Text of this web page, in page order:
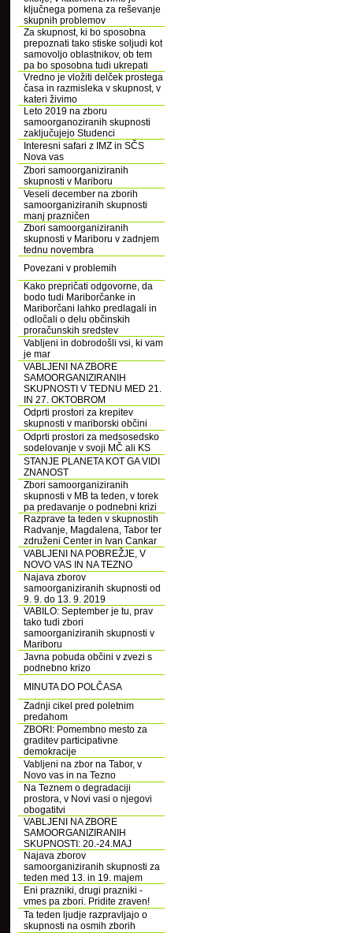
ključnega pomena za reševanje
skupnih problemov
Za skupnost, ki bo sposobna
prepoznati tako stiske soljudi kot
samovoljo oblastnikov, ob tem
pa bo sposobna tudi ukrepati
Vredno je vložiti delček prostega
časa in razmisleka v skupnost, v
kateri živimo
Leto 2019 na zboru
samoorganoziranih skupnosti
zaključujejo Studenci
Interesni safari z IMZ in SČS
Nova vas
Zbori samoorganiziranih
skupnosti v Mariboru
Veseli december na zborih
samoorganiziranih skupnosti
manj prazničen
Zbori samoorganiziranih
skupnosti v Mariboru v zadnjem
tednu novembra
Povezani v problemih
Kako prepričati odgovorne, da
bodo tudi Mariborčanke in
Mariborčani lahko predlagali in
odločali o delu občinskih
proračunskih sredstev
Vabljeni in dobrodošli vsi, ki vam
je mar
VABLJENI NA ZBORE
SAMOORGANIZIRANIH
SKUPNOSTI V TEDNU MED 21.
IN 27. OKTOBROM
Odprti prostori za krepitev
skupnosti v mariborski občini
Odprti prostori za medsosedsko
sodelovanje v svoji MČ ali KS
STANJE PLANETA KOT GA VIDI
ZNANOST
Zbori samoorganiziranih
skupnosti v MB ta teden, v torek
pa predavanje o podnebni krizi
Razprave ta teden v skupnostih
Radvanje, Magdalena, Tabor ter
združeni Center in Ivan Cankar
VABLJENI NA POBREŽJE, V
NOVO VAS IN NA TEZNO
Najava zborov
samoorganiziranih skupnosti od
9. 9. do 13. 9. 2019
VABILO: September je tu, prav
tako tudi zbori
samoorganiziranih skupnosti v
Mariboru
Javna pobuda občini v zvezi s
podnebno krizo
MINUTA DO POLČASA
Zadnji cikel pred poletnim
predahom
ZBORI: Pomembno mesto za
graditev participativne
demokracije
Vabljeni na zbor na Tabor, v
Novo vas in na Tezno
Na Teznem o degradaciji
prostora, v Novi vasi o njegovi
obogatitvi
VABLJENI NA ZBORE
SAMOORGANIZIRANIH
SKUPNOSTI: 20.-24.MAJ
Najava zborov
samoorganiziranih skupnosti za
teden med 13. in 19. majem
Eni prazniki, drugi prazniki -
vmes pa zbori. Pridite zraven!
Ta teden ljudje razpravljajo o
skupnosti na osmih zborih